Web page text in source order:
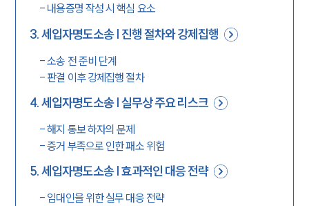
- 내용증명 작성 시 핵심 요소
3.세입자명도소송 | 진행 절차와 강제집행
-소송 전 준비 단계
- 판결 이후 강제집행 절차
4.세입자명도소송 | 실무상 주요 리스크
-해지 통보 하자의 문제
-증거 부족으로 인한 패소 위험
5.세입자명도소송 | 효과적인 대응 전략
- 임대인을 위한 실무 대응 전략